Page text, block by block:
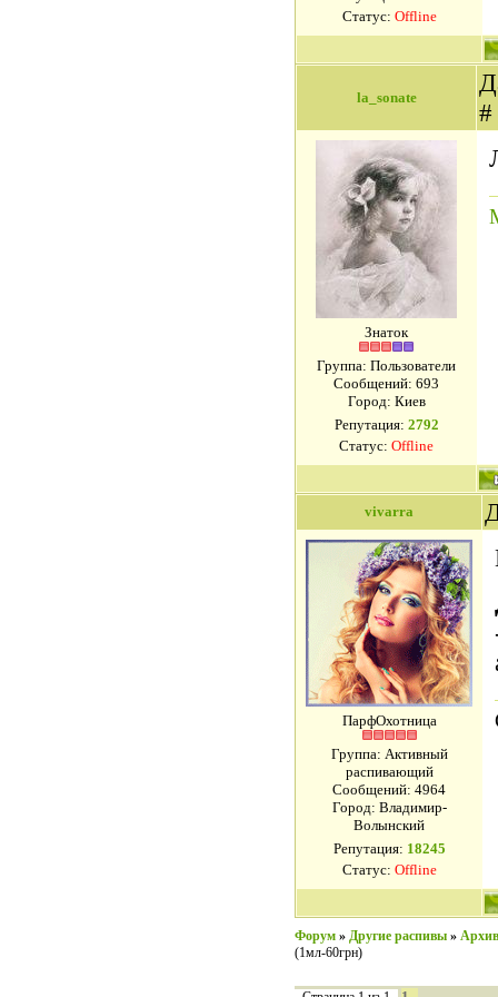
Статус: Offline
la_sonate
#
Знаток
Группа: Пользователи
Сообщений: 693
Город: Киев
Репутация: 2792
Статус: Offline
vivarra
ПарфОхотница
Группа: Активный
распивающий
Сообщений: 4964
Город: Владимир-
Волынский
Репутация: 18245
Статус: Offline
Форум » Другие распивы »
(1мл-60грн)